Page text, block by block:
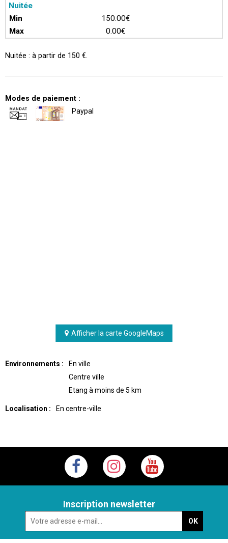
Nuitée
150.00€
0.00€
Nuitée : à partir de 150 €.
Modes de paiement :
Paypal
Afficher la carte GoogleMaps
Environnements :
En ville
Centre ville
Etang à moins de 5 km
Localisation : En centre-ville
Inscription newsletter